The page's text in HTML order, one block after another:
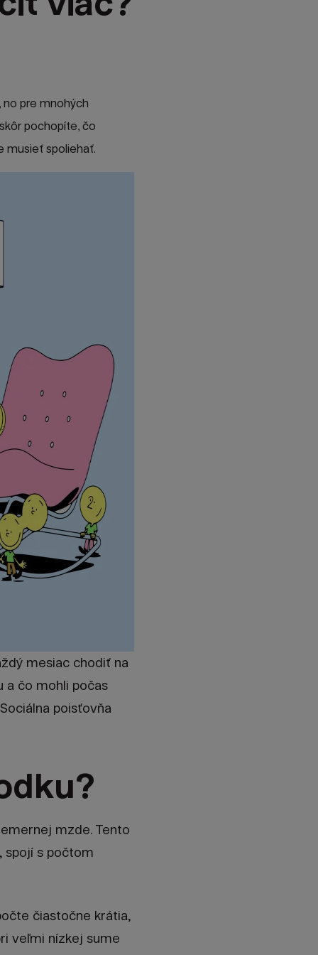
pre mnohých
pochopíte, čo
musieť spoliehať.
mesiac chodiť na
a čo mohli počas
poisťovňa
mzde. Tento
spojí s počtom
čiastočne krátia,
veľmi nízkej sume